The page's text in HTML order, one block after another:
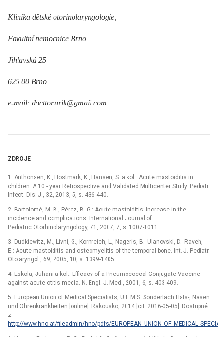
Klinika dětské otorinolaryngologie,
Fakultní nemocnice Brno
Jihlavská 25
625 00 Brno
e-mail: docttor.urik@gmail.com
ZDROJE
1. Anthonsen, K., Hostmark, K., Hansen, S. a kol.: Acute mastoiditis in
children: A 10 -⁠ year Retrospective and Validated Multicenter Study. Pediatr.
Infect. Dis. J., 32, 2013, 5, s. 436-440.
2. Bartolomé, M. B., Pérez, B. G.: Acute mastoiditis: Increase in the
incidence and complications. International Journal of
Pediatric Otorhinolaryngology, 71, 2007, 7, s. 1007-1011.
3. Dudkiewitz, M., Livni, G., Kornreich, L., Nageris, B., Ulanovski, D., Raveh,
E.: Acute mastoiditis and osteomyelitis of the temporal bone. Int. J. Pediatr.
Otolaryngol., 69, 2005, 10, s. 1399-1405.
4. Eskola, Juhani a kol.: Efficacy of a Pneumococcal Conjugate Vaccine
against acute otitis media. N. Engl. J. Med., 2001, 6, s. 403-409.
5. European Union of Medical Specialists, U.E.M.S. Sonderfach Hals-, Nasen
und Ohrenkrankheiten [online]. Rakousko, 2014 [cit. 2016-05-05]. Dostupné
z:
http://www.hno.at/fileadmin/hno/pdfs/